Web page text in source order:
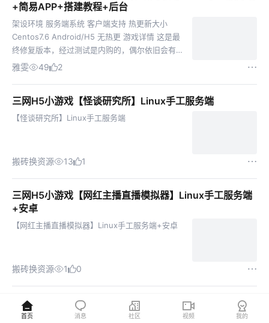
+简易APP+搭建教程+后台
架设环境 服务端系统 客户端支持 热更新大小
Centos7.6 Android/H5 无热更 游戏详情 这是最
终修复版本，经过测试是内购的，偶尔依旧会有卡
死的风险，流量占用小了很多。 关闭内购：别启动
雅雯 49 2
三网H5小游戏【怪谈研究所】Linux手工服务端
【怪谈研究所】Linux手工服务端
搬砖换资源 13 1
三网H5小游戏【网红主播直播模拟器】Linux手工服务端
+安卓
【网红主播直播模拟器】Linux手工服务端+安卓
搬砖换资源 1 0
三网H5游戏27合1打了个龙拿下一座城纸上当大侠向猛鬼
开炮
首页 消息 社区 视频 我的